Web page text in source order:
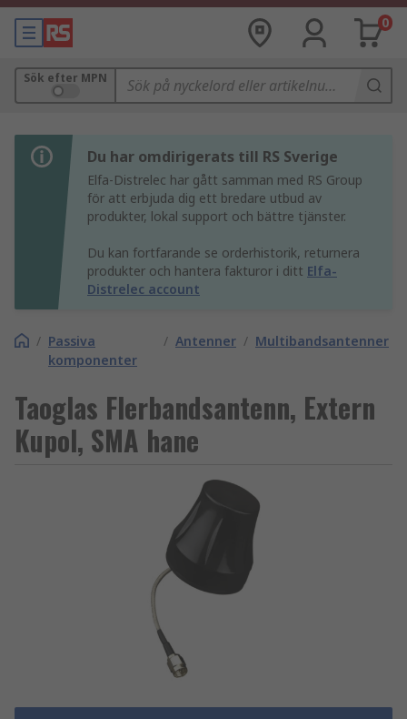
0
Sök efter MPN
Du har omdirigerats till RS Sverige
Elfa-Distrelec har gått samman med RS Group
för att erbjuda dig ett bredare utbud av
produkter, lokal support och bättre tjänster.
Du kan fortfarande se orderhistorik, returnera
produkter och hantera fakturor i ditt Elfa-
Distrelec account
/ Passiva
komponenter
/ Antenner / Multibandsantenner
Taoglas Flerbandsantenn, Extern
Kupol, SMA hane